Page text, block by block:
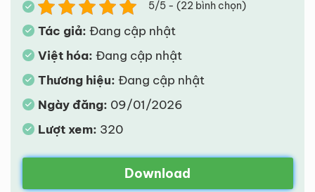
5/5 - (22 bình chọn)
Tác giả: Đang cập nhật
Việt hóa: Đang cập nhật
Thương hiệu: Đang cập nhật
Ngày đăng: 09/01/2026
Lượt xem: 320
Download